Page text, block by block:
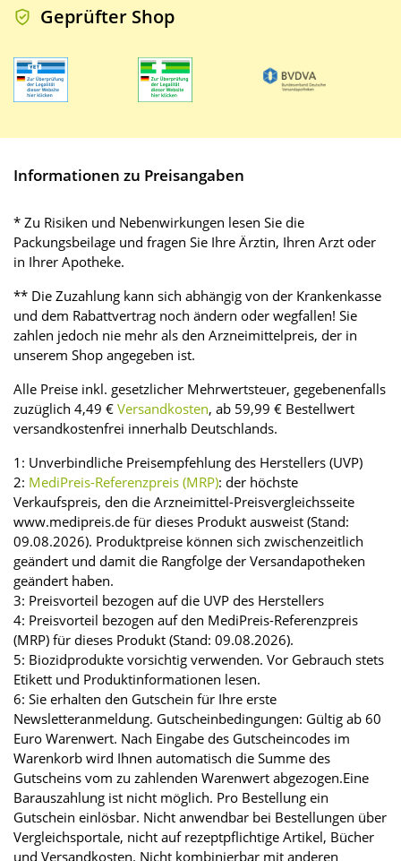
Geprüfter Shop
Informationen zu Preisangaben
* Zu Risiken und Nebenwirkungen lesen Sie die
Packungsbeilage und fragen Sie Ihre Ärztin, Ihren Arzt oder
in Ihrer Apotheke.
** Die Zuzahlung kann sich abhängig von der Krankenkasse
und dem Rabattvertrag noch ändern oder wegfallen! Sie
zahlen jedoch nie mehr als den Arzneimittelpreis, der in
unserem Shop angegeben ist.
Alle Preise inkl. gesetzlicher Mehrwertsteuer, gegebenenfalls
zuzüglich 4,49 € Versandkosten, ab 59,99 € Bestellwert
versandkostenfrei innerhalb Deutschlands.
1: Unverbindliche Preisempfehlung des Herstellers (UVP)
2: MediPreis-Referenzpreis (MRP): der höchste
Verkaufspreis, den die Arzneimittel-Preisvergleichsseite
www.medipreis.de für dieses Produkt ausweist (Stand:
09.08.2026). Produktpreise können sich zwischenzeitlich
geändert und damit die Rangfolge der Versandapotheken
geändert haben.
3: Preisvorteil bezogen auf die UVP des Herstellers
4: Preisvorteil bezogen auf den MediPreis-Referenzpreis
(MRP) für dieses Produkt (Stand: 09.08.2026).
5: Biozidprodukte vorsichtig verwenden. Vor Gebrauch stets
Etikett und Produktinformationen lesen.
6: Sie erhalten den Gutschein für Ihre erste
Newsletteranmeldung. Gutscheinbedingungen: Gültig ab 60
Euro Warenwert. Nach Eingabe des Gutscheincodes im
Warenkorb wird Ihnen automatisch die Summe des
Gutscheins vom zu zahlenden Warenwert abgezogen.Eine
Barauszahlung ist nicht möglich. Pro Bestellung ein
Gutschein einlösbar. Nicht anwendbar bei Bestellungen über
Vergleichsportale, nicht auf rezeptpflichtige Artikel, Bücher
und Versandkosten. Nicht kombinierbar mit anderen